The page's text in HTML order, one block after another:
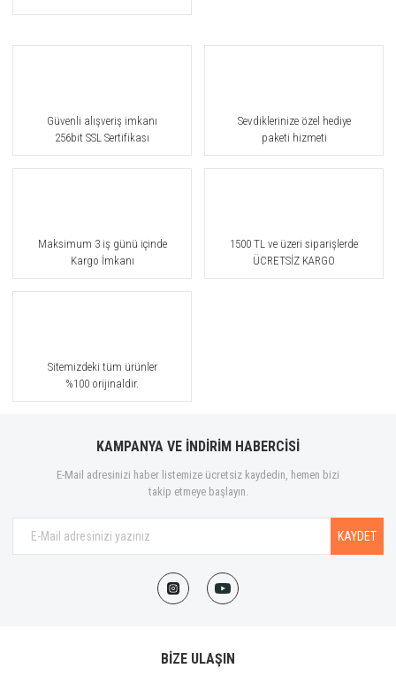
Güvenli alışveriş imkanı
256bit SSL Sertifikası
Sevdiklerinize özel hediye
paketi hizmeti
Maksimum 3 iş günü içinde
Kargo İmkanı
1500 TL ve üzeri siparişlerde
ÜCRETSİZ KARGO
Sitemizdeki tüm ürünler
%100 orijinaldir.
KAMPANYA VE İNDİRİM HABERCİSİ
E-Mail adresinizi haber listemize ücretsiz kaydedin, hemen bizi
takip etmeye başlayın.
KAYDET
BİZE ULAŞIN